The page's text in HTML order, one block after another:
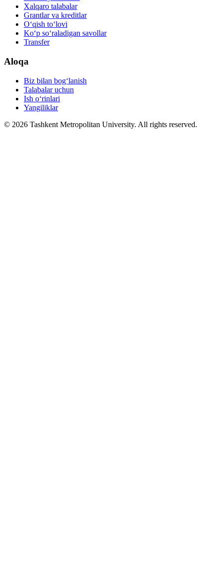
Xalqaro talabalar
Grantlar va kreditlar
O‘qish to‘lovi
Ko‘p so‘raladigan savollar
Transfer
Aloqa
Biz bilan bog‘lanish
Talabalar uchun
Ish o‘rinlari
Yangiliklar
© 2026 Tashkent Metropolitan University. All rights reserved.